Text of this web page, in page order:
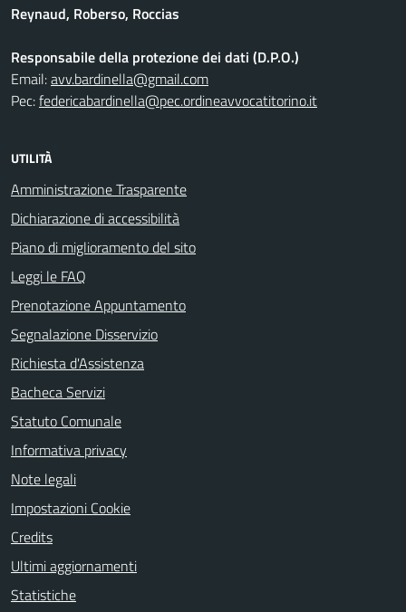
Reynaud, Roberso, Roccias
Responsabile della protezione dei dati (D.P.O.)
Email:avv.bardinella@gmail.com
Pec:federicabardinella@pec.ordineavvocatitorino.it
UTILITÀ
Amministrazione Trasparente
Dichiarazione di accessibilità
Piano di miglioramento del sito
Leggi le FAQ
Prenotazione Appuntamento
Segnalazione Disservizio
Richiesta d'Assistenza
Bacheca Servizi
Statuto Comunale
Informativa privacy
Note legali
Impostazioni Cookie
Credits
Ultimi aggiornamenti
Statistiche